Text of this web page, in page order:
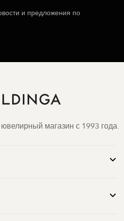
и предложения по
магазин с 1993 года.